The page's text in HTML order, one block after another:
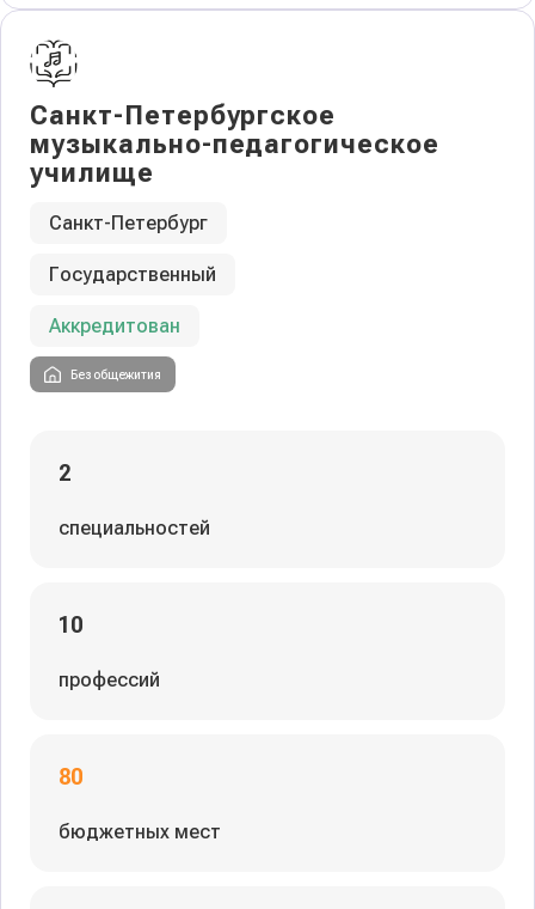
Санкт-Петербургское
музыкально-педагогическое
училище
Санкт-Петербург
Государственный
Аккредитован
Без общежития
2
специальностей
10
профессий
80
бюджетных мест